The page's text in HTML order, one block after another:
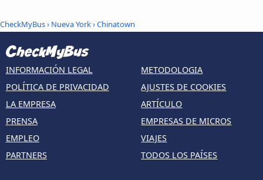
CheckMyBus› Nueva York› Chinatown
INFORMACIÓN LEGAL
POLÍTICA DE PRIVACIDAD
LA EMPRESA
PRENSA
EMPLEO
PARTNERS
METODOLOGIA
AJUSTES DE COOKIES
ARTÍCULO
EMPRESAS DE MICROS
VIAJES
TODOS LOS PAÍSES